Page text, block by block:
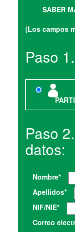
SABER
(Los campos
Paso
Paso
datos:
Nombre*
Apellidos*
NIF/NIE*
Correo